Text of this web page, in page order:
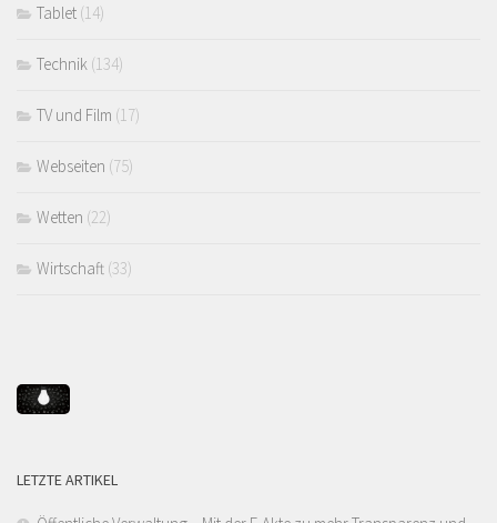
Tablet (14)
Technik (134)
TV und Film (17)
Webseiten (75)
Wetten (22)
Wirtschaft (33)
LETZTE ARTIKEL